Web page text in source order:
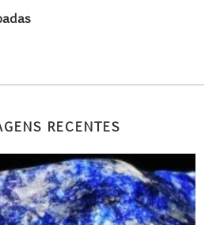
RECENTES